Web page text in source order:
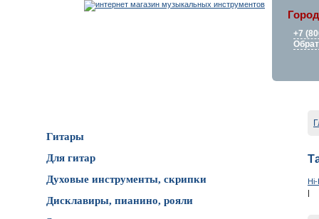
+7
Гитары
Для гитар
Духовые инструменты, скрипки
Дисклавиры, пианино, рояли
|